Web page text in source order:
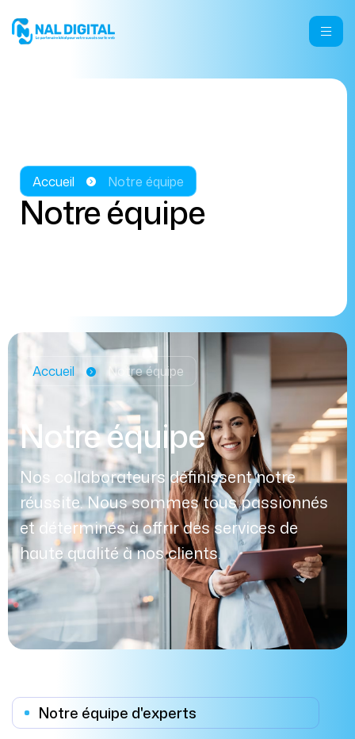
Accueil Notre équipe
Notre équipe
Accueil Notre équipe
Notre équipe
Nos collaborateurs définissent notre
réussite. Nous sommes tous passionnés
et déterminés à offrir des services de
haute qualité à nos clients.
Notre équipe d'experts